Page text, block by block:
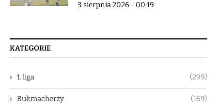
3 sierpnia 2026 - 00:19
KATEGORIE
1. liga (299)
Bukmacherzy (169)